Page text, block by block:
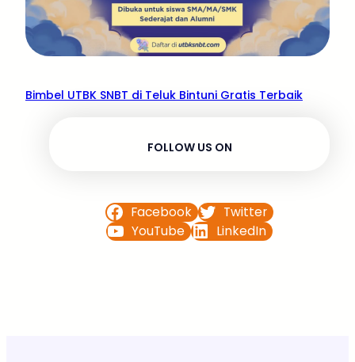
Bimbel UTBK SNBT di Teluk Bintuni Gratis Terbaik
FOLLOW US ON
Facebook
Twitter
YouTube
LinkedIn